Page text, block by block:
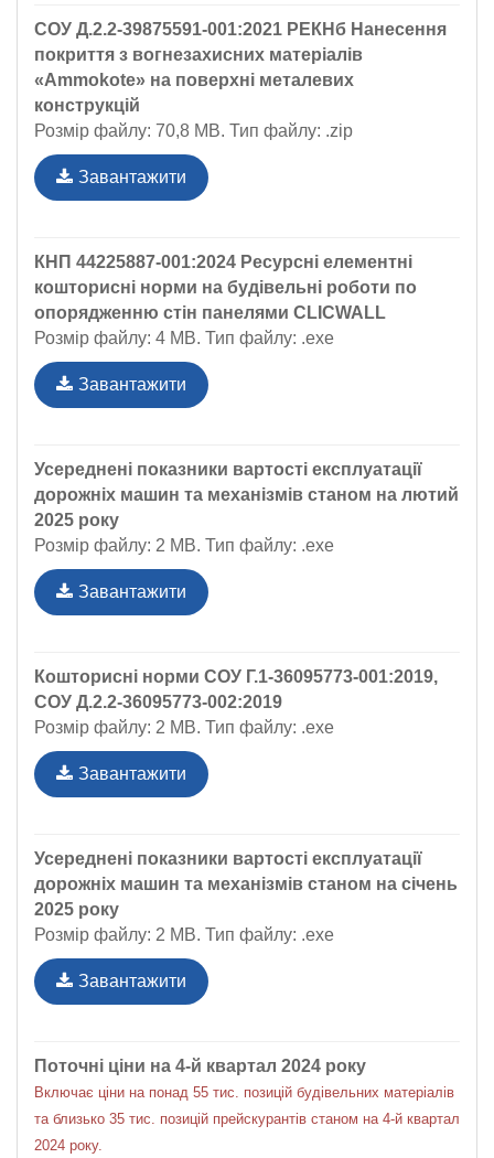
СОУ Д.2.2-39875591-001:2021 РЕКНб Нанесення
покриття з вогнезахисних матеріалів
«Ammokote» на поверхні металевих
конструкцій
Розмір файлу: 70,8 MB. Тип файлу: .zip
Завантажити
КНП 44225887-001:2024 Ресурсні елементні
кошторисні норми на будівельні роботи по
опорядженню стін панелями CLICWALL
Розмір файлу: 4 MB. Тип файлу: .exe
Завантажити
Усереднені показники вартості експлуатації
дорожніх машин та механізмів станом на лютий
2025 року
Розмір файлу: 2 MB. Тип файлу: .exe
Завантажити
Кошторисні норми СОУ Г.1-36095773-001:2019,
СОУ Д.2.2-36095773-002:2019
Розмір файлу: 2 MB. Тип файлу: .exe
Завантажити
Усереднені показники вартості експлуатації
дорожніх машин та механізмів станом на січень
2025 року
Розмір файлу: 2 MB. Тип файлу: .exe
Завантажити
Поточні ціни на 4-й квартал 2024 року
Включає ціни на понад 55 тис. позицій будівельних матеріалів
та близько 35 тис. позицій прейскурантів станом на 4-й квартал
2024 року.